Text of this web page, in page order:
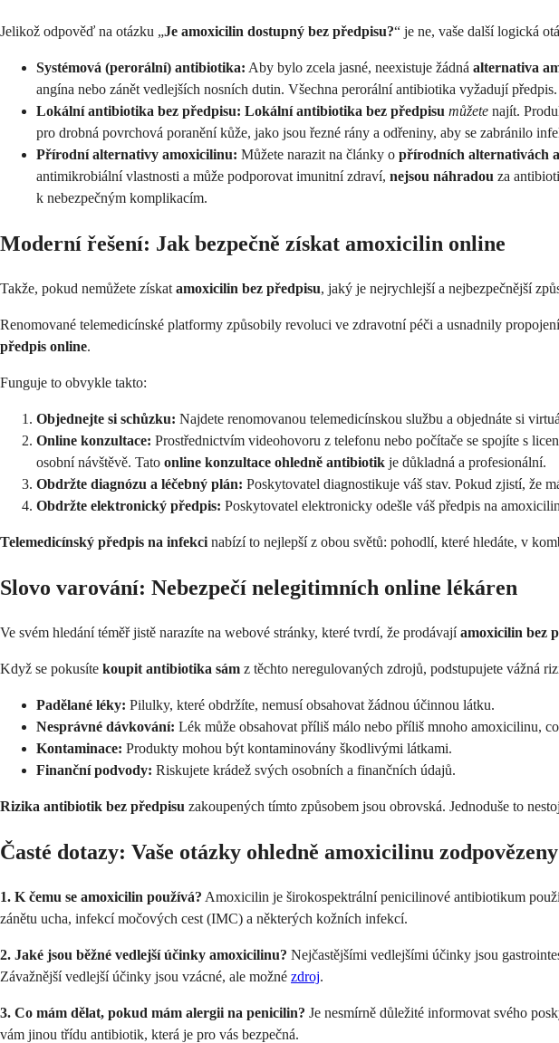
Jelikož odpověď na otázku „Je amoxicilin dostupný bez předpisu?“ je ne, vaše další logická
Systémová (perorální) antibiotika: Aby bylo zcela jasné, neexistuje žádná alternativa
angína nebo zánět vedlejších nosních dutin. Všechna perorální antibiotika vyžadují předpis.
Lokální antibiotika bez předpisu: Lokální antibiotika bez předpisu můžete najít.
pro drobná povrchová poranění kůže, jako jsou řezné rány a odřeniny, aby se zabránilo
Přírodní alternativy amoxicilinu: Můžete narazit na články o přírodních alternativách
antimikrobiální vlastnosti a může podporovat imunitní zdraví, nejsou náhradou za
k nebezpečným komplikacím.
Moderní řešení: Jak bezpečně získat amoxicilin online
Takže, pokud nemůžete získat amoxicilin bez předpisu, jaký je nejrychlejší a nejbezpečnější
Renomované telemedicínské platformy způsobily revoluci ve zdravotní péči a usnadnily
předpis online.
Funguje to obvykle takto:
Objednejte si schůzku: Najdete renomovanou telemedicínskou službu a objednáte si
Online konzultace: Prostřednictvím videohovoru z telefonu nebo počítače se spojíte s
osobní návštěvě. Tato online konzultace ohledně antibiotik je důkladná a profesionální.
Obdržte diagnózu a léčebný plán: Poskytovatel diagnostikuje váš stav. Pokud zjistí, že
Obdržte elektronický předpis: Poskytovatel elektronicky odešle váš předpis na
Telemedicínský předpis na infekci nabízí to nejlepší z obou světů: pohodlí, které hledáte, v
Slovo varování: Nebezpečí nelegitimních online lékáren
Ve svém hledání téměř jistě narazíte na webové stránky, které tvrdí, že prodávajíamoxicilin bez
Když se pokusíte koupit antibiotika sám z těchto neregulovaných zdrojů, podstupujete vážná
Padělané léky: Pilulky, které obdržíte, nemusí obsahovat žádnou účinnou látku.
Nesprávné dávkování: Lék může obsahovat příliš málo nebo příliš mnoho amoxicilinu,
Kontaminace: Produkty mohou být kontaminovány škodlivými látkami.
Finanční podvody: Riskujete krádež svých osobních a finančních údajů.
Rizika antibiotik bez předpisu zakoupených tímto způsobem jsou obrovská. Jednoduše to
Časté dotazy: Vaše otázky ohledně amoxicilinu zodpovězeny
1. K čemu se amoxicilin používá? Amoxicilin je širokospektrální penicilinové antibiotikum
zánětu ucha, infekcí močových cest (IMC) a některých kožních infekcí.
2. Jaké jsou běžné vedlejší účinky amoxicilinu? Nejčastějšími vedlejšími účinky jsou
Závažnější vedlejší účinky jsou vzácné, ale možné zdroj.
3. Co mám dělat, pokud mám alergii na penicilin? Je nesmírně důležité informovat svého
vám jinou třídu antibiotik, která je pro vás bezpečná.